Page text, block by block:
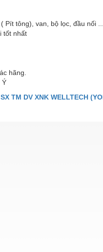
tông), van, bộ lọc, đầu nối
tốt nhất
hãng.
Ý
TM DV XNK WELLTECH